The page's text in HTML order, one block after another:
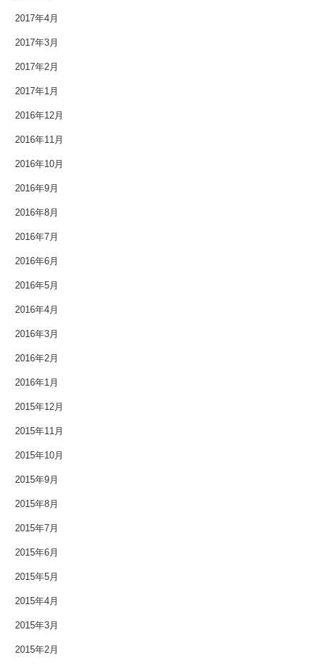
2017年4月
2017年3月
2017年2月
2017年1月
2016年12月
2016年11月
2016年10月
2016年9月
2016年8月
2016年7月
2016年6月
2016年5月
2016年4月
2016年3月
2016年2月
2016年1月
2015年12月
2015年11月
2015年10月
2015年9月
2015年8月
2015年7月
2015年6月
2015年5月
2015年4月
2015年3月
2015年2月